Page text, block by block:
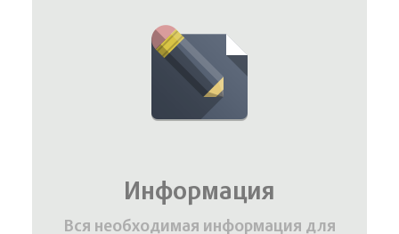
Информация
Вся необходимая информация для